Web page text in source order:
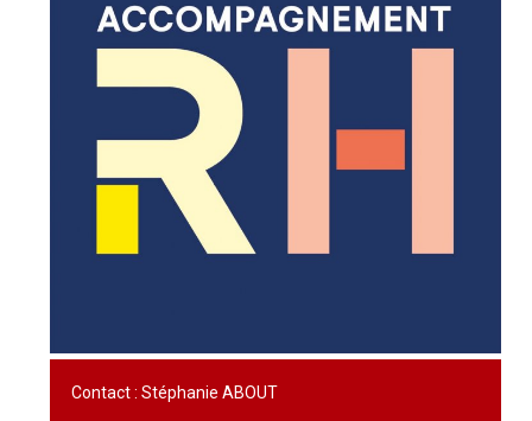
Contact : Stéphanie ABOUT